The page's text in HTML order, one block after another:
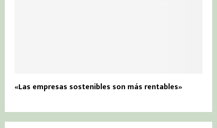
«Las empresas sostenibles son más rentables»